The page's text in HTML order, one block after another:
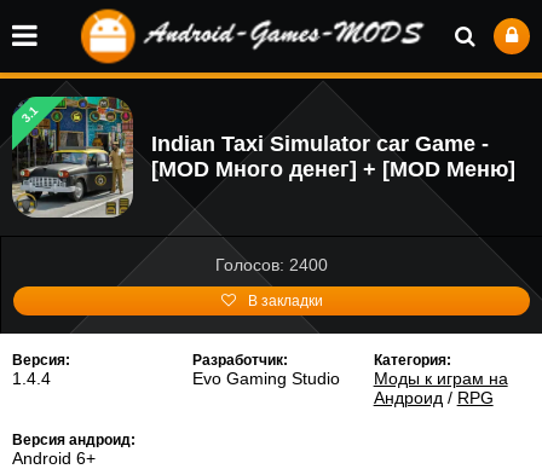
3.1
Indian Taxi Simulator car Game -
[MOD Много денег] + [MOD Меню]
Голосов: 2400
В закладки
Версия:
1.4.4
Разработчик:
Evo Gaming Studio
Категория:
Моды к играм на
Андроид / RPG
Версия андроид:
Android 6+